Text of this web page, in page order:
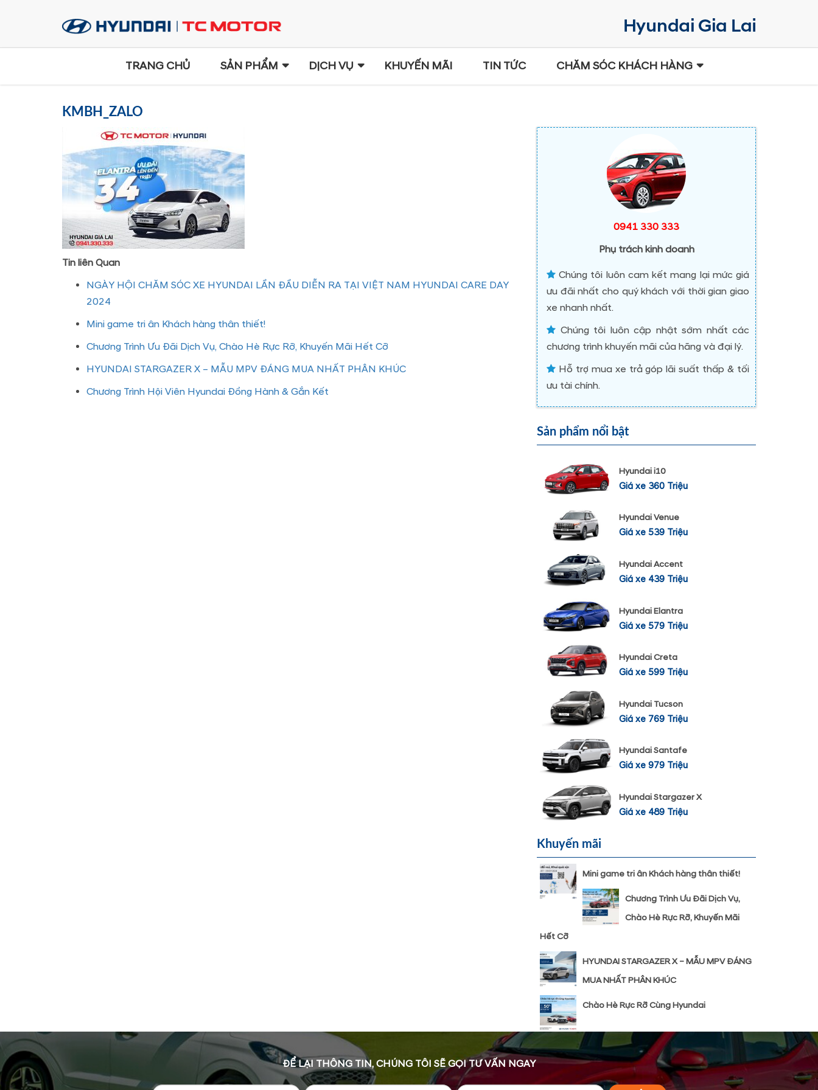
TRANG CHỦ SẢN PHẨM DỊCH VỤ KHUYẾN MÃI TIN TỨC CHĂM SÓC KHÁCH HÀNG
KMBH_ZALO
Tin liên Quan
NGÀY HỘI CHĂM SÓC XE HYUNDAI LẦN ĐẦU DIỄN RA TẠI VIỆT NAM HYUNDAI CARE DAY
2024
Mini game tri ân Khách hàng thân thiết!
Chương Trình Ưu Đãi Dịch Vụ, Chào Hè Rực Rỡ, Khuyến Mãi Hết Cỡ
HYUNDAI STARGAZER X – MẪU MPV ĐÁNG MUA NHẤT PHÂN KHÚC
Chương Trình Hội Viên Hyundai Đồng Hành & Gắn Kết
0941 330 333
Phụ trách kinh doanh
Chúng tôi luôn cam kết mang lại mức giá
ưu đãi nhất cho quý khách với thời gian giao
xe nhanh nhất.
Chúng tôi luôn cập nhật sớm nhất các
chương trình khuyến mãi của hãng và đại lý.
Hỗ trợ mua xe trả góp lãi suất thấp & tối
ưu tài chính.
Sản phẩm nổi bật
Hyundai i10
Giá xe 360 Triệu
Hyundai Venue
Giá xe 539 Triệu
Hyundai Accent
Giá xe 439 Triệu
Hyundai Elantra
Giá xe 579 Triệu
Hyundai Creta
Giá xe 599 Triệu
Hyundai Tucson
Giá xe 769 Triệu
Hyundai Santafe
Giá xe 979 Triệu
Hyundai Stargazer X
Giá xe 489 Triệu
Khuyến mãi
Mini game tri ân Khách hàng thân thiết!
Chương Trình Ưu Đãi Dịch Vụ,
Chào Hè Rực Rỡ, Khuyến Mãi
Hết Cỡ
HYUNDAI STARGAZER X – MẪU MPV ĐÁNG
MUA NHẤT PHÂN KHÚC
Chào Hè Rực Rỡ Cùng Hyundai
ĐỂ LẠI THÔNG TIN, CHÚNG TÔI SẼ GỌI TƯ VẤN NGAY